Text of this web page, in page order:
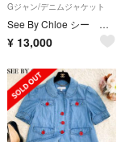
Gジャン/デニムジャケット
See By Chloe シー バイ クロエ デニムジャケット XS 青 【古着】【中古】【送料無料】
¥ 13,000